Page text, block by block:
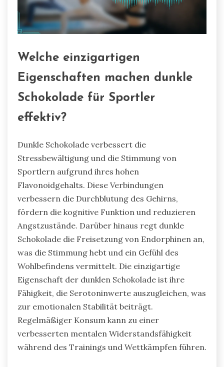
Welche einzigartigen
Eigenschaften machen dunkle
Schokolade für Sportler
effektiv?
Dunkle Schokolade verbessert die
Stressbewältigung und die Stimmung von
Sportlern aufgrund ihres hohen
Flavonoidgehalts. Diese Verbindungen
verbessern die Durchblutung des Gehirns,
fördern die kognitive Funktion und reduzieren
Angstzustände. Darüber hinaus regt dunkle
Schokolade die Freisetzung von Endorphinen an,
was die Stimmung hebt und ein Gefühl des
Wohlbefindens vermittelt. Die einzigartige
Eigenschaft der dunklen Schokolade ist ihre
Fähigkeit, die Serotoninwerte auszugleichen, was
zur emotionalen Stabilität beiträgt.
Regelmäßiger Konsum kann zu einer
verbesserten mentalen Widerstandsfähigkeit
während des Trainings und Wettkämpfen führen.